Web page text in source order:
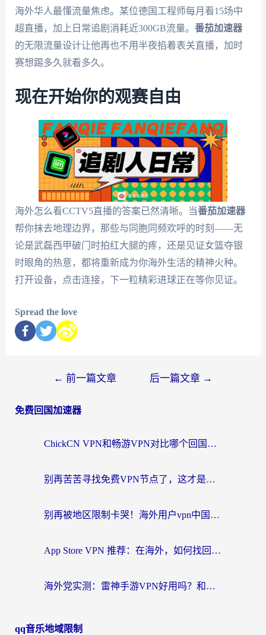
海外华人最懂流量焦虑。某位德国工程师每月看15场中
超直播，加上日常追剧消耗近300GB流量。 番茄加速器
的无限流量设计让他再也不用半夜掐着表关直播，加时
赛想踢多久就看多久。
现在开始你的观赛自由
海外怎么看CCTV5直播的答案已然清晰。当番茄加速器
帮你抹去地理边界，那些与同胞同频欢呼的时刻——无
论是武磊西甲破门时拍红大腿的疼，还是见证女篮夺银
时眼角的热意，都将重新成为你海外生活的精神火种。
打开设备，点击连接，下一粒精彩进球正在等你见证。
Spread the love
← 前一篇文章 后一篇文章 →
免费回国加速器
ChickCN VPN和畅游VPN对比哪个回国效果更好？海外党必看的回国加速器选择指南
别再苦苦寻找免费VPN节点了，这才是海外访问国内资源的正确姿势
别再被地区限制卡哭！海外用户vpn中国下载全攻略，无缝刷剧办公社交
App Store VPN 推荐：在海外，如何找回那扇回家的“任意门”？
海外党实测：雷神手游VPN好用吗？和闪电VPN对比哪个回国效果更好？附小众工具深度测评
qq音乐地域限制